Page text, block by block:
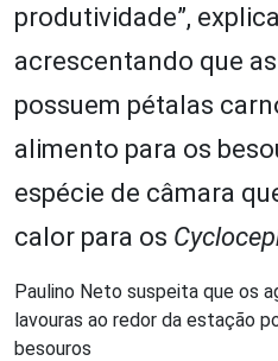
produtividade”,
acrescentando que
possuem pétalas
alimento para os
espécie de câmara
calor para os
Paulino Neto suspeita que os
lavouras ao redor da estação
besouros